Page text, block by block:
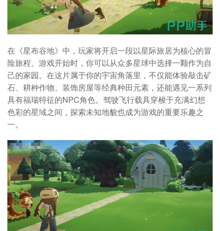
在《星布谷地》中，玩家将开启一段以星际旅居为核心的冒
险旅程。游戏开始时，你可以从众多星球中选择一颗作为自
己的家园。在这片属于你的宇宙角落里，不仅能体验敲击矿
石、耕种作物、装饰房屋等经典种田元素，还能遇见一系列
具有福瑞特征的NPC角色。驾驶飞行载具穿梭于充满幻想
色彩的星域之间，探索未知地貌也成为游戏的重要乐趣之
一。